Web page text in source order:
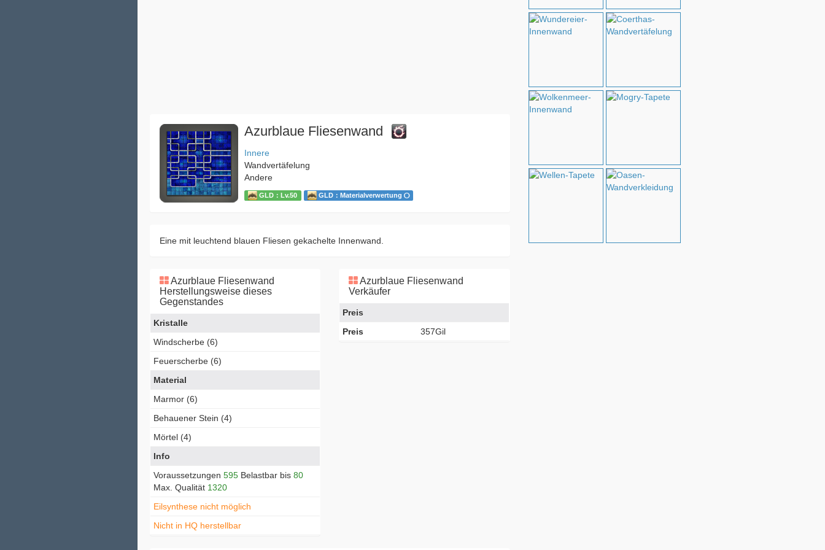
Azurblaue Fliesenwand
Innere
Wandvertäfelung
Andere
GLD：Lv.50 GLD：Materialverwertung
Eine mit leuchtend blauen Fliesen gekachelte Innenwand.
Azurblaue Fliesenwand
Herstellungsweise dieses
Gegenstandes
Kristalle
Windscherbe (6)
Feuerscherbe (6)
Material
Marmor (6)
Behauener Stein (4)
Mörtel (4)
Info
Voraussetzungen 595 Belastbar bis 80
Max. Qualität 1320
Eilsynthese nicht möglich
Nicht in HQ herstellbar
Azurblaue Fliesenwand
Verkäufer
Preis
Preis
357Gil